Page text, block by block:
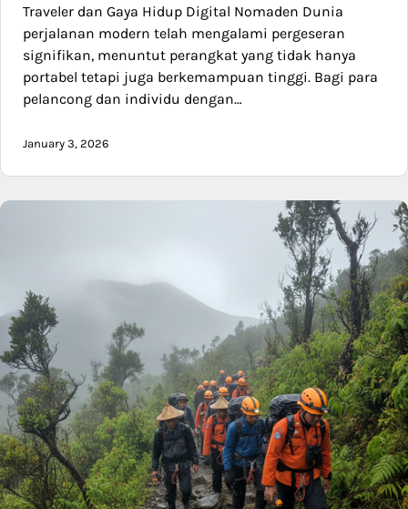
Traveler dan Gaya Hidup Digital Nomaden Dunia
perjalanan modern telah mengalami pergeseran
signifikan, menuntut perangkat yang tidak hanya
portabel tetapi juga berkemampuan tinggi. Bagi para
pelancong dan individu dengan…
January 3, 2026